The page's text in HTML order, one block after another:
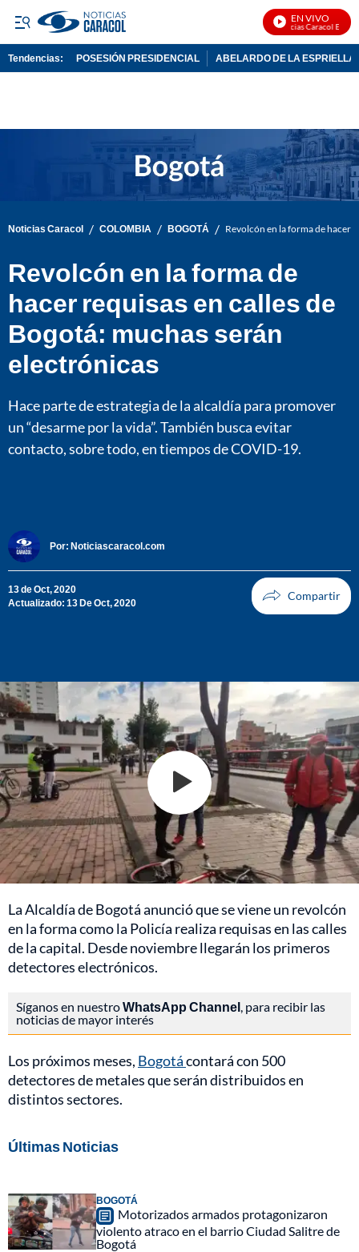
EN VIVO
Noticias Caracol En Vivo
Tendencias: POSESIÓN PRESIDENCIAL ABELARDO DE LA ESPRIELLA
Noticias Caracol / COLOMBIA / BOGOTÁ / Revolcón en la forma de hacer
Revolcón en la forma de
hacer requisas en calles de
Bogotá: muchas serán
electrónicas
Hace parte de estrategia de la alcaldía para promover
un “desarme por la vida”. También busca evitar
contacto, sobre todo, en tiempos de COVID-19.
Por: Noticiascaracol.com
13 de Oct, 2020
Actualizado: 13 De Oct, 2020
La Alcaldía de Bogotá anunció que se viene un revolcón
en la forma como la Policía realiza requisas en las calles
de la capital. Desde noviembre llegarán los primeros
detectores electrónicos.
Síganos en nuestroWhatsApp Channel , para recibir las
noticias de mayor interés
Los próximos meses, Bogotácontará con 500
detectores de metales que serán distribuidos en
distintos sectores.
Últimas Noticias
BOGOTÁ
Motorizados armados protagonizaron
violento atraco en el barrio Ciudad Salitre de
Bogotá